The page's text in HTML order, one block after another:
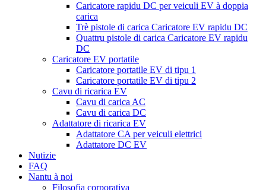
Caricatore rapidu DC per veiculi EV à doppia
carica
Trè pistole di carica Caricatore EV rapidu DC
Quattru pistole di carica Caricatore EV rapidu
DC
Caricatore EV portatile
Caricatore portatile EV di tipu 1
Caricatore portatile EV di tipu 2
Cavu di ricarica EV
Cavu di carica AC
Cavu di carica DC
Adattatore di ricarica EV
Adattatore CA per veiculi elettrici
Adattatore DC EV
Nutizie
FAQ
Nantu à noi
Filosofia corporativa